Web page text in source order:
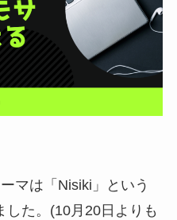
マは「Nisiki」という
た。(10月20日よりも